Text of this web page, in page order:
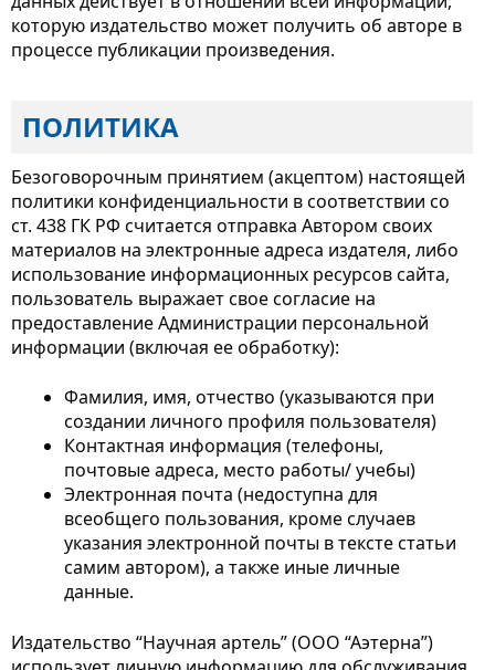
которую издательство может получить об авторе в
процессе публикации произведения.
ПОЛИТИКА
Безоговорочным принятием (акцептом) настоящей
политики конфиденциальности в соответствии со
ст. 438 ГК РФ считается отправка Автором своих
материалов на электронные адреса издателя, либо
использование информационных ресурсов сайта,
пользователь выражает свое согласие на
предоставление Администрации персональной
информации (включая ее обработку):
Фамилия, имя, отчество (указываются при
создании личного профиля пользователя)
Контактная информация (телефоны,
почтовые адреса, место работы/ учебы)
Электронная почта (недоступна для
всеобщего пользования, кроме случаев
указания электронной почты в тексте статьи
самим автором), а также иные личные
данные.
Издательство “Научная артель” (ООО “Аэтерна”)